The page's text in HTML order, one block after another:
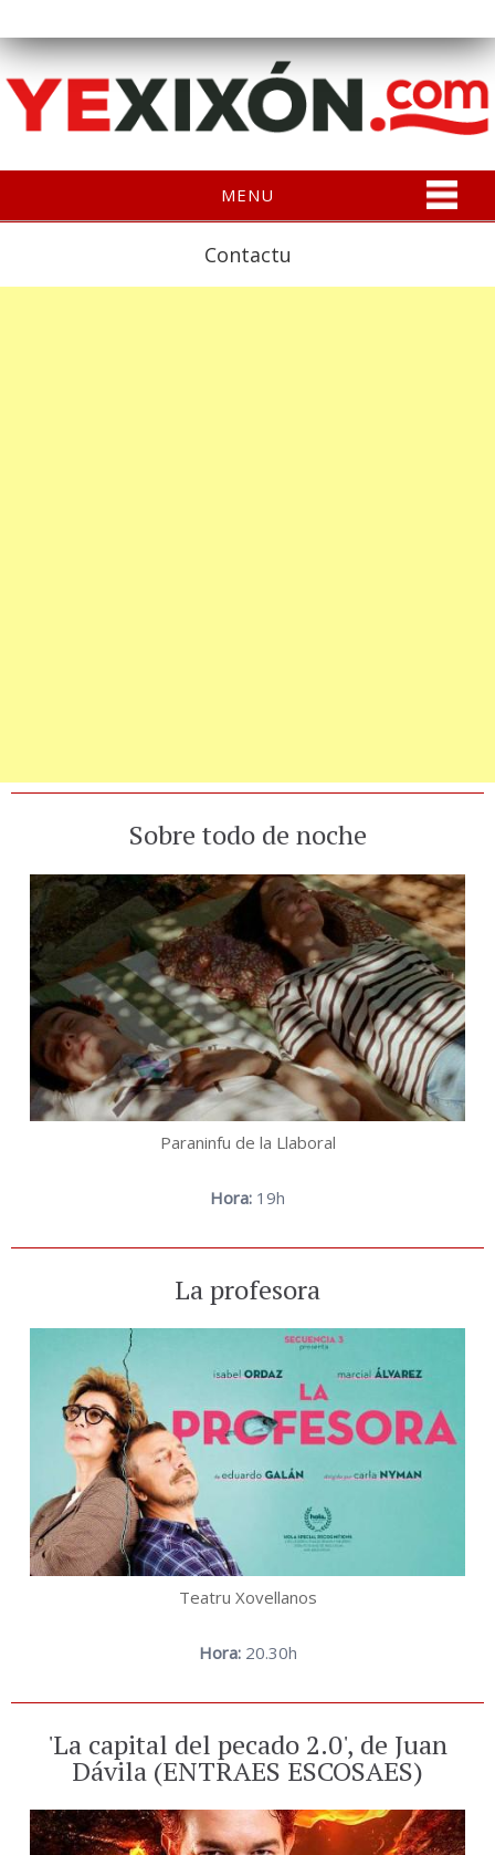
MENU
Contactu
Sobre todo de noche
Paraninfu de la Llaboral
Hora: 19h
La profesora
Teatru Xovellanos
Hora:20.30h
'La capital del pecado 2.0', de Juan
Dávila (ENTRAES ESCOSAES)